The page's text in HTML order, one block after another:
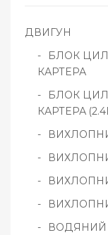
ДВИГУН
БЛОК
КАРТЕРА
БЛОК
КАРТЕРА
ВОДЯНИЙ